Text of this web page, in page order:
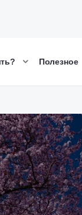
Полезное